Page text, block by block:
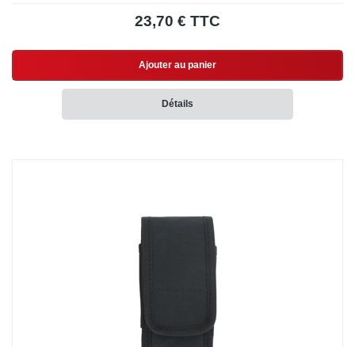
23,70 € TTC
Ajouter au panier
Détails